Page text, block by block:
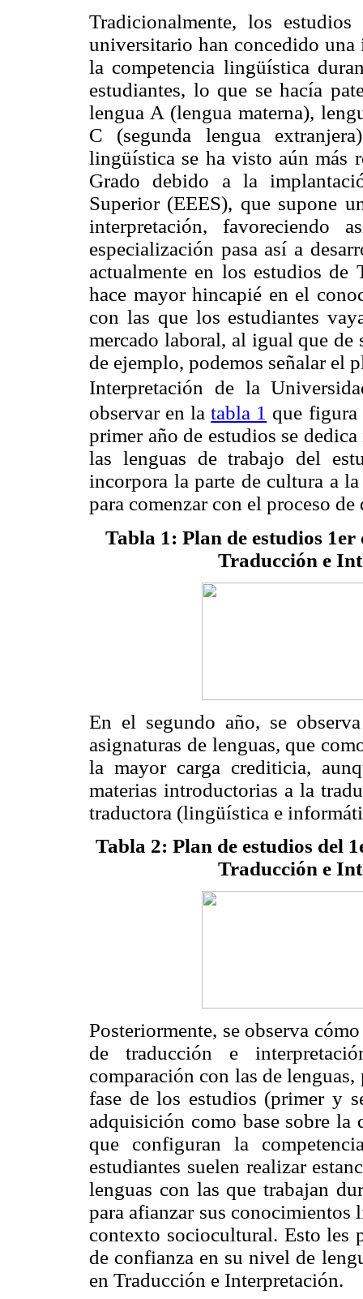
Tradicionalmente, los
universitario han concedido una
la competencia lingüística
estudiantes, lo que se hacía
lengua A (lengua materna),
C (segunda lengua
lingüística se ha visto aún más
Grado debido a la
Superior (EEES), que supone
interpretación, favoreciendo
especialización pasa así a
actualmente en los estudios de
hace mayor hincapié en el
con las que los estudiantes
mercado laboral, al igual que de
de ejemplo, podemos señalar el
Interpretación de la
observar en latabla 1 que figura
primer año de estudios se
las lenguas de trabajo del
incorpora la parte de cultura a
para comenzar con el proceso
Tabla 1: Plan de estudios
Traducción e
En el segundo año, se
asignaturas de lenguas, que
la mayor carga crediticia,
materias introductorias a la
traductora (lingüística e
Tabla 2: Plan de estudios del
Traducción e
Posteriormente, se observa
de traducción e
comparación con las de
fase de los estudios (primer y
adquisición como base sobre la
que configuran la
estudiantes suelen realizar
lenguas con las que trabajan
para afianzar sus
contexto sociocultural. Esto les
de confianza en su nivel de
en Traducción e Interpretación.